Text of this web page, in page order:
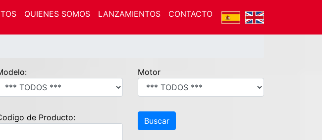
QUIENES SOMOS LANZAMIENTOS CONTACTO
Motor
de Producto: